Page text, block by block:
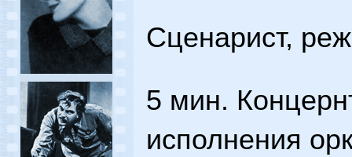
Сценарист,
5 мин.
исполнения